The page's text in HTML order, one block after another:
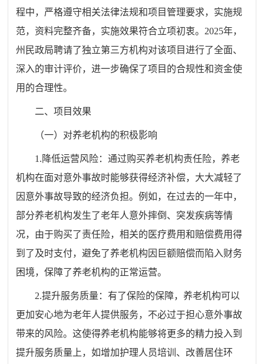
程中，严格遵守相关法律法规和项目管理要求，实施规
范，资料完整齐备，实施效果符合立项初衷。2025年，
州民政局聘请了独立第三方机构对该项目进行了全面、
深入的审计评价，进一步确保了项目的合规性和资金使
用的合理性。
二、项目效果
（一）对养老机构的积极影响
1.降低运营风险：通过购买养老机构责任险，养老
机构在面对意外事故时能够获得经济补偿，大大减轻了
因意外事故导致的经济负担。例如，在过去的一年中，
部分养老机构发生了老年人意外摔倒、突发疾病等情
况，由于购买了责任险，相关的医疗费用和赔偿费用得
到了及时支付，避免了养老机构因巨额赔偿而陷入财务
困境，保障了养老机构的正常运营。
2.提升服务质量：有了保险的保障，养老机构可以
更加安心地为老年人提供服务，不必过于担心意外事故
带来的风险。这使得养老机构能够将更多的精力投入到
提升服务质量上，如增加护理人员培训、改善居住环